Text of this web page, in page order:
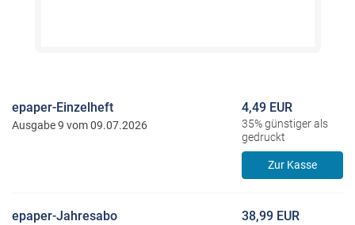
epaper-Einzelheft
Ausgabe 9 vom 09.07.2026
4,49 EUR
35% günstiger als
gedruckt
Zur Kasse
epaper-Jahresabo 38,99 EUR